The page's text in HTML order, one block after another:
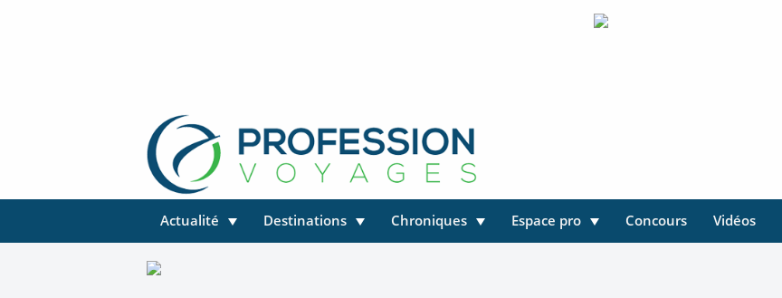
Actualité Destinations Chroniques Espace pro Concours Vidéos